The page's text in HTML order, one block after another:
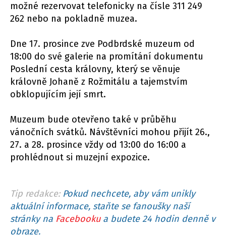
možné rezervovat telefonicky na čísle 311 249
262 nebo na pokladně muzea.
Dne 17. prosince zve Podbrdské muzeum od
18:00 do své galerie na promítání dokumentu
Poslední cesta královny, který se věnuje
královně Johaně z Rožmitálu a tajemstvím
obklopujícím její smrt.
Muzeum bude otevřeno také v průběhu
vánočních svátků. Návštěvníci mohou přijít 26.,
27. a 28. prosince vždy od 13:00 do 16:00 a
prohlédnout si muzejní expozice.
Tip redakce: Pokud nechcete, aby vám unikly
aktuální informace, staňte se fanoušky naší
stránky na Facebookua budete 24 hodin denně v
obraze.